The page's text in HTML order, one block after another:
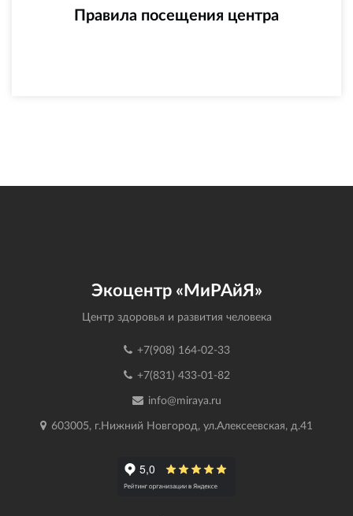
Правила посещения центра
Экоцентр «МиРАйЯ»
Центр здоровья и развития человека
+7(908) 164-02-33
+7(831) 433-01-82
info@miraya.ru
603005, г.Нижний Новгород, ул.Алексеевская, д.41